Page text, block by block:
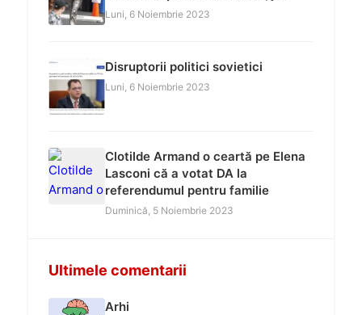
Luni, 6 Noiembrie 2023
Disruptorii politici sovietici
Luni, 6 Noiembrie 2023
Clotilde Armand o ceartă pe Elena
Lasconi că a votat DA la
referendumul pentru familie
Duminică, 5 Noiembrie 2023
Ultimele comentarii
Arhi